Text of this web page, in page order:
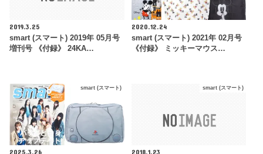
2019.3.25
smart (スマート) 2019年 05月号
増刊号 《付録》 24KA…
2020.12.24
smart (スマート) 2021年 02月号
《付録》 ミッキーマウス…
smart (スマート)
2025.3.26
smart (スマート)
2018.1.23